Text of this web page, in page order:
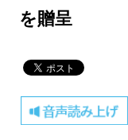
を贈呈